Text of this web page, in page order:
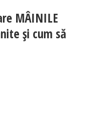
MÂINILE
și cum să